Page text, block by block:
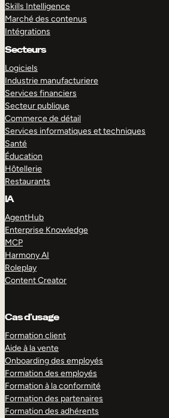
Skills Intelligence
Marché des contenus
Intégrations
Secteurs
Logiciels
Industrie manufacturiere
Services financiers
Secteur publique
Commerce de détail
Services informatiques et techniques
Santé
Éducation
Hôtellerie
Restaurants
IA
AgentHub
Enterprise Knowledge
MCP
Harmony AI
Roleplay
Content Creator
Cas d’usage
Formation client
Aide à la vente
Onboarding des employés
Formation des employés
Formation à la conformité
Formation des partenaires
Formation des adhérents